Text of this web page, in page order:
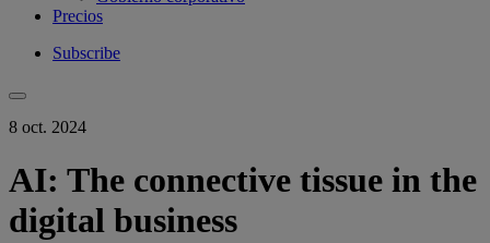
Precios
Subscribe
8 oct. 2024
AI: The connective tissue in the
digital business